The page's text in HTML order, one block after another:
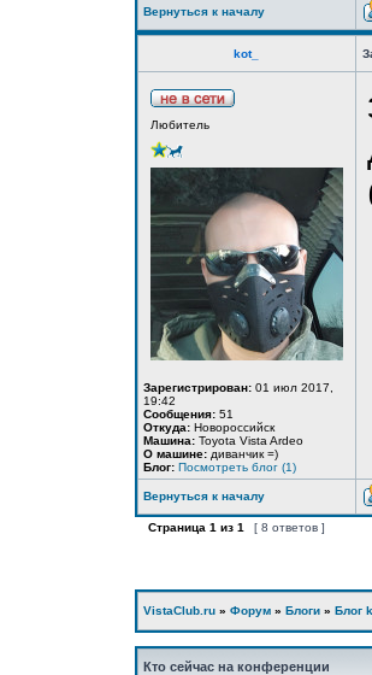
Вернуться к началу
kot_
Любитель
Зарегистрирован: 01 июл 2017,
19:42
Сообщения: 51
Откуда: Новороссийск
Машина: Toyota Vista Ardeo
О машине: диванчик =)
Блог: Посмотреть блог (1)
Вернуться к началу
Страница 1 из 1 [ 8 ответов ]
VistaClub.ru » Форум » Блоги » Блог
Кто сейчас на конференции